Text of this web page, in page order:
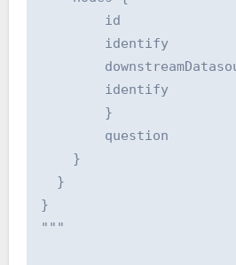
        id
        identify
        identify
        }
        question
    }
  }
}
"""